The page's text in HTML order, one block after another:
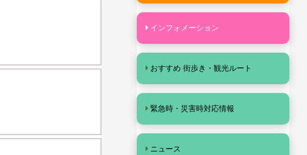
インフォメーション
おすすめ 街歩き・観光ルート
緊急時・災害時対応情報
ニュース